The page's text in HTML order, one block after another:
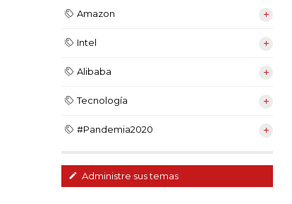
Amazon
Intel
Alibaba
Tecnología
#Pandemia2020
Administre sus temas